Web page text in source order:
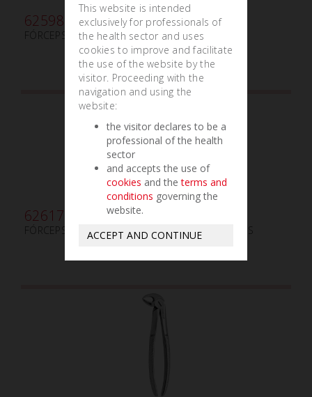
625980
FÓRCEPS PARA EXTRACCIÓN N.185
626170
FÓRCEPS PARA EXTRACCIÓN WITZEL - INFERIORES
This website is intended
exclusively for professionals of
the health sector and uses
cookies to improve and facilitate
the use of the website by the
visitor. Proceeding with the
navigation and using the
website:
the visitor declares to be a
professional of the health
sector
and accepts the use of
cookies and theterms and
conditions governing the
website.
ACCEPT AND CONTINUE